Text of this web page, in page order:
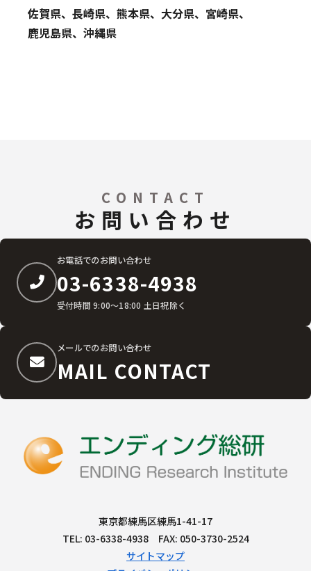
佐賀県、長崎県、熊本県、大分県、宮崎県、
鹿児島県、沖縄県
CONTACT
お問い合わせ
お電話でのお問い合わせ
03-6338-4938
受付時間 9:00〜18:00 土日祝除く
メールでのお問い合わせ
MAIL CONTACT
東京都練馬区練馬1-41-17
TEL: 03-6338-4938 FAX: 050-3730-2524
サイトマップ